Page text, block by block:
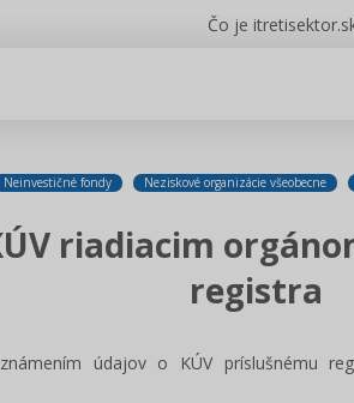
Čo je
Neinvestičné fondy Neziskové organizácie všeobecne
riadiacim
registra
údajov o KÚV príslušnému